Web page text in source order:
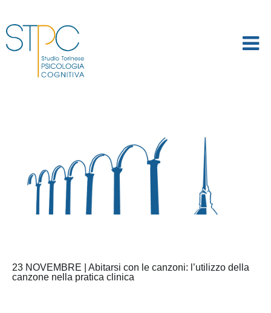
23 NOVEMBRE | Abitarsi con le canzoni: l’utilizzo della
canzone nella pratica clinica